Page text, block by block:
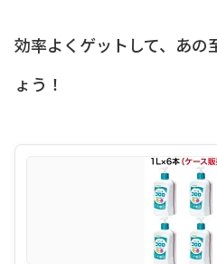
効率よくゲットして、あの
ょう！